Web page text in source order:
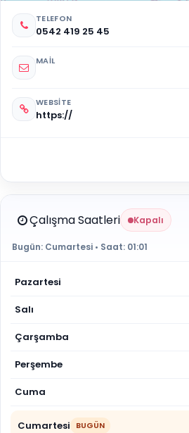
TELEFON
0542 419 25 45
MAIL
WEBSITE
https://
Çalışma Saatleri Kapalı
Bugün: Cumartesi • Saat: 01:01
Pazartesi
Salı
Çarşamba
Perşembe
Cuma
Cumartesi BUGÜN